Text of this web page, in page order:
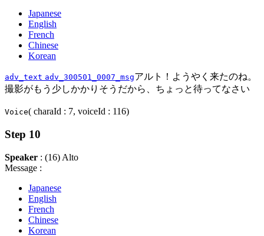
Japanese
English
French
Chinese
Korean
adv_text adv_300501_0007_msgアルト！ようやく来たのね。
撮影がもう少しかかりそうだから、ちょっと待ってなさい
Voice( charaId : 7, voiceId : 116)
Step 10
Speaker : (16) Alto
Message :
Japanese
English
French
Chinese
Korean